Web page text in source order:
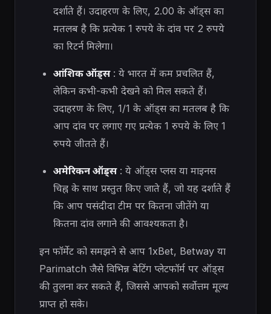
दर्शाते हैं। उदाहरण के लिए, 2.00 के ऑड्स का
मतलब है कि प्रत्येक 1 रुपये के दांव पर 2 रुपये
का रिटर्न मिलेगा।
आंशिक ऑड्स: ये भारत में कम प्रचलित हैं,
लेकिन कभी-कभी देखने को मिल सकते हैं।
उदाहरण के लिए, 1/1 के ऑड्स का मतलब है कि
आप दांव पर लगाए गए प्रत्येक 1 रुपये के लिए 1
रुपये जीतते हैं।
अमेरिकन ऑड्स: ये ऑड्स प्लस या माइनस
चिह्न के साथ प्रस्तुत किए जाते हैं, जो यह दर्शाते हैं
कि आप पसंदीदा टीम पर कितना जीतेंगे या
कितना दांव लगाने की आवश्यकता है।
इन फॉर्मेट को समझने से आप 1xBet, Betway या
Parimatch जैसे विभिन्न बेटिंग प्लेटफॉर्म पर ऑड्स
की तुलना कर सकते हैं, जिससे आपको सर्वोत्तम मूल्य
प्राप्त हो सके।